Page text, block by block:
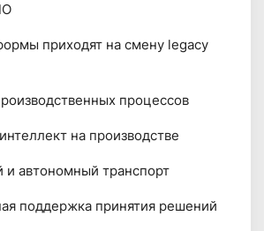
приходят на смену legacy
процессов
на производстве
и автономный транспорт
поддержка принятия решений